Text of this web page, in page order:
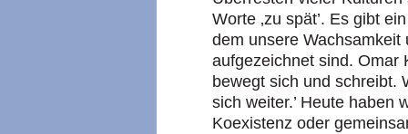
Worte ‚zu spät’. Es gibt
dem unsere
aufgezeichnet sind. Omar
bewegt sich und schreibt.
sich weiter.’ Heute haben
Koexistenz oder